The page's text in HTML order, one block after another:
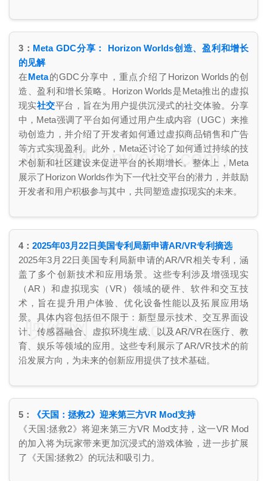
3： Meta GDC分享： Horizon Worlds创造、盈利和增长
的见解
在Meta的GDC分享中，重点介绍了Horizon Worlds的创
造、盈利和增长策略。Horizon Worlds是Meta推出的虚拟
现实社交平台，旨在为用户提供沉浸式的社交体验。分享
中，Meta强调了平台如何通过用户生成内容（UGC）来推
动创造力，并介绍了开发者如何通过虚拟商品销售和广告
等方式实现盈利。此外，Meta还讨论了如何通过持续的技
术创新和社区建设来促进平台的长期增长。整体上，Meta
展示了Horizon Worlds作为下一代社交平台的潜力，并鼓励
开发者和用户积极参与其中，共同塑造虚拟现实的未来。
4： 2025年03月22日美国专利局新申请AR/VR专利摘选
2025年3月22日美国专利局新申请的AR/VR相关专利，涵
盖了多个创新技术和应用场景。这些专利涉及增强现实
（AR）和虚拟现实（VR）领域的硬件、软件和交互技
术，旨在提升用户体验、优化设备性能以及拓展应用场
景。具体内容包括但不限于：新型显示技术、交互界面设
计、传感器融合、虚拟环境生成、以及AR/VR在医疗、教
育、娱乐等领域的应用。这些专利展示了AR/VR技术的前
沿发展方向，为未来的创新应用提供了技术基础。
5：
《天国：拯救2》迎来第三方VR Mod支持
《天国:拯救2》将迎来第三方VR Mod支持，这一VR Mod
的加入将为玩家带来更加沉浸式的游戏体验，进一步扩展
了《天国:拯救2》的玩法和吸引力。
映维网（nweon.com）
映维网（nweon.com）